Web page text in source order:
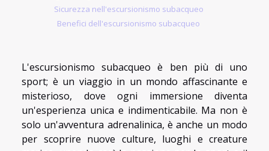
Sicurezza nell'escursionismo subacqueo
Benefici dell'escursionismo subacqueo
L'escursionismo subacqueo è ben più di uno
sport; è un viaggio in un mondo affascinante e
misterioso, dove ogni immersione diventa
un'esperienza unica e indimenticabile. Ma non è
solo un'avventura adrenalinica, è anche un modo
per scoprire nuove culture, luoghi e creature